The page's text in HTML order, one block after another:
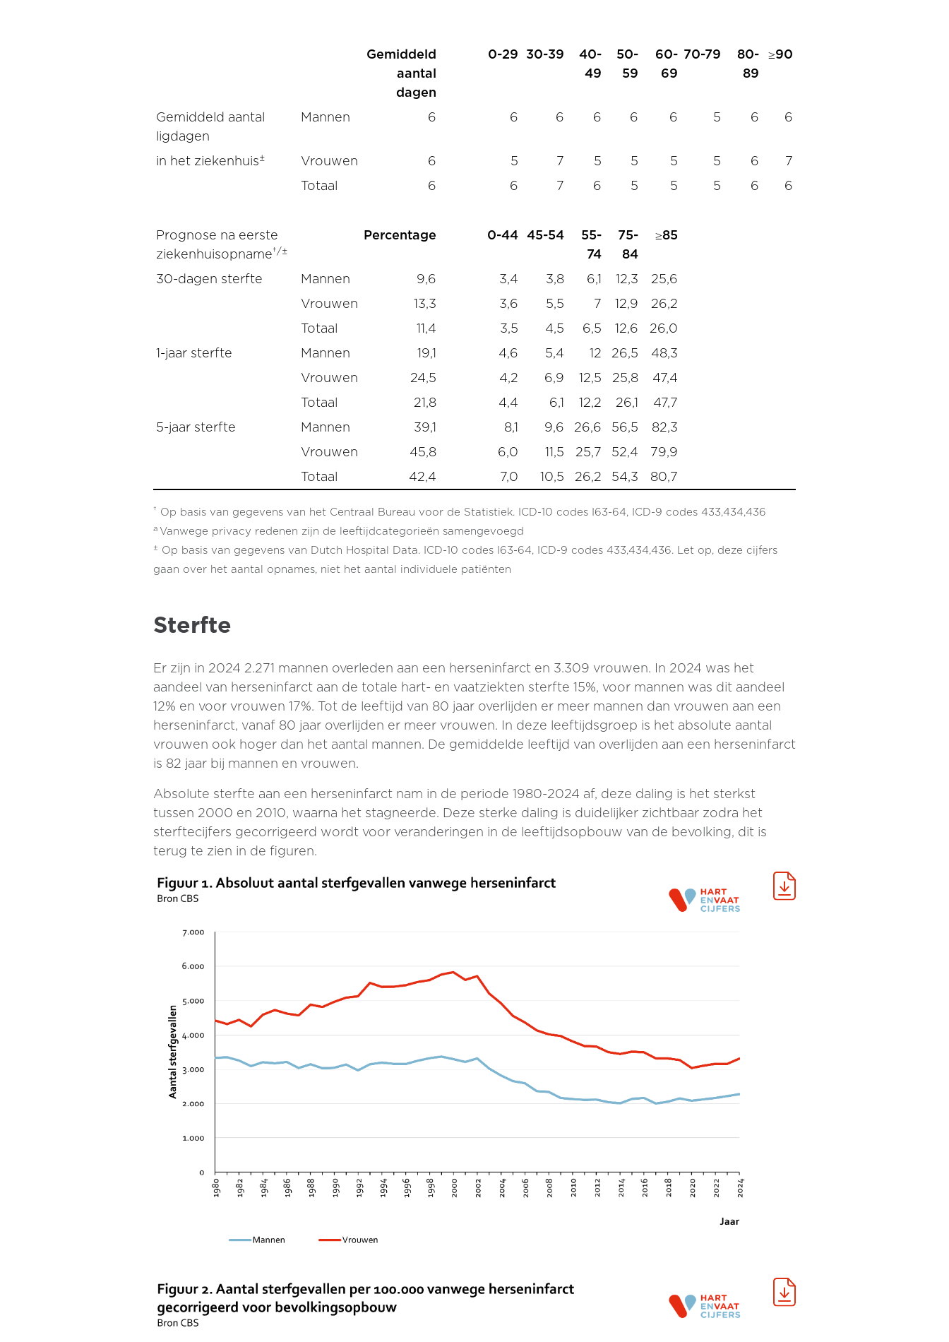
Gemiddeld
aantal
dagen
0-29 30-39
40-
49
50-
59
60-
69
70-79
80-
89
≥90
Gemiddeld aantal
ligdagen
Mannen 6 6 6 6 6 6 5 6 6
in het ziekenhuis± Vrouwen 6 5 7 5 5 5 5 6
7
Totaal
6 6 7 6 5 5 5 6 6
Prognose na eerste
ziekenhuisopname†/±
Percentage 0-44 45-54
55-
74
75-
84
≥85
30-dagen sterfte Mannen 9,6 3,4 3,8 6,1 12,3
25,6
Vrouwen
13,3 3,6 5,5 7 12,9
26,2
Totaal
11,4 3,5 4,5 6,5 12,6
26,0
1-jaar sterfte
Mannen 19,1 4,6 5,4 12 26,5
48,3
Vrouwen
24,5 4,2 6,9 12,5 25,8
47,4
Totaal
21,8 4,4 6,1 12,2 26,1
47,7
5-jaar sterfte
Mannen 39,1 8,1 9,6 26,6 56,5
82,3
Vrouwen
45,8 6,0 11,5 25,7 52,4
79,9
Totaal
42,4 7,0 10,5 26,2 54,3 80,7
† Op basis van gegevens van het Centraal Bureau voor de Statistiek. ICD-10 codes I63-64, ICD-9 codes 433,434,436
a Vanwege privacy redenen zijn de leeftijdcategorieën samengevoegd
± Op basis van gegevens van Dutch Hospital Data. ICD-10 codes I63-64, ICD-9 codes 433,434,436. Let op, deze cijfers
gaan over het aantal opnames, niet het aantal individuele patiënten
Sterfte
Er zijn in 2024 2.271 mannen overleden aan een herseninfarct en 3.309 vrouwen. In 2024 was het
aandeel van herseninfarct aan de totale hart- en vaatziekten sterfte 15%, voor mannen was dit aandeel
12% en voor vrouwen 17%. Tot de leeftijd van 80 jaar overlijden er meer mannen dan vrouwen aan een
herseninfarct, vanaf 80 jaar overlijden er meer vrouwen. In deze leeftijdsgroep is het absolute aantal
vrouwen ook hoger dan het aantal mannen. De gemiddelde leeftijd van overlijden aan een herseninfarct
is 82 jaar bij mannen en vrouwen.
Absolute sterfte aan een herseninfarct nam in de periode 1980-2024 af, deze daling is het sterkst
tussen 2000 en 2010, waarna het stagneerde. Deze sterke daling is duidelijker zichtbaar zodra het
sterftecijfers gecorrigeerd wordt voor veranderingen in de leeftijdsopbouw van de bevolking, dit is
terug te zien in de figuren.